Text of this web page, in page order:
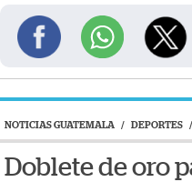
NOTICIAS GUATEMALA / DEPORTES /
Doblete de oro